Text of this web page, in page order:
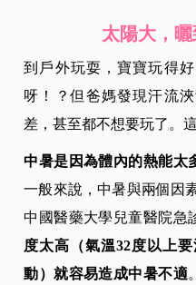
太陽大，
到戶外玩耍，寶寶玩得
呀！？但爸媽發現汗流
差，甚至都不想要玩了。
中暑是因為體內的熱能太
一般來說，中暑與兩個因
中國醫藥大學兒童醫院急
度太高（氣溫32度以上
動）就容易造成中暑不適